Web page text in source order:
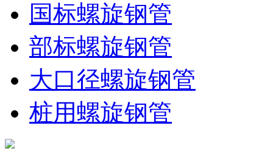
国标螺旋钢管
部标螺旋钢管
大口径螺旋钢管
桩用螺旋钢管